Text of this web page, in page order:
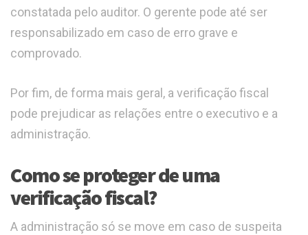
constatada pelo auditor. O gerente pode até ser
responsabilizado em caso de erro grave e
comprovado.
Por fim, de forma mais geral, a verificação fiscal
pode prejudicar as relações entre o executivo e a
administração.
Como se proteger de uma
verificação fiscal?
A administração só se move em caso de suspeita